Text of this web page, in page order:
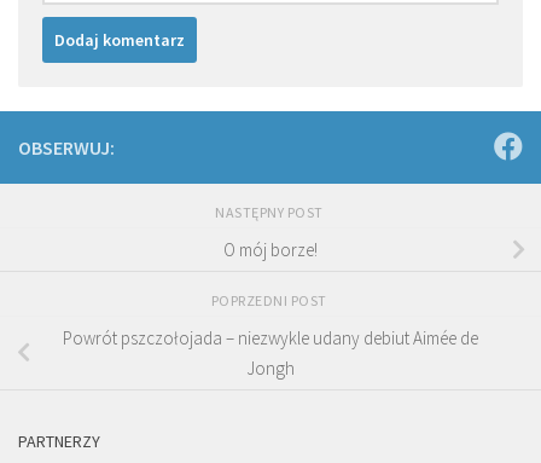
OBSERWUJ:
NASTĘPNY POST
O mój borze!
POPRZEDNI POST
Powrót pszczołojada – niezwykle udany debiut Aimée de
Jongh
PARTNERZY